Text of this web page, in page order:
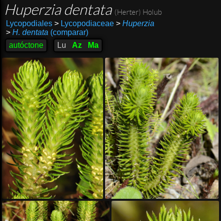
Huperzia dentata (Herter) Holub
Lycopodiales >Lycopodiaceae > Huperzia
> H. dentata (comparar)
autóctone
Lu Az Ma